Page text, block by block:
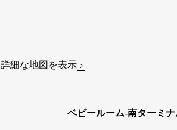
詳細な地図を表示
ベビールーム-南ターミナ